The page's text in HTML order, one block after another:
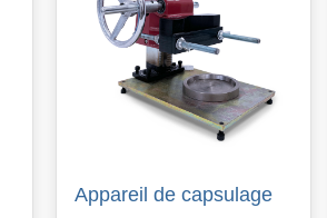
Appareil de capsulage